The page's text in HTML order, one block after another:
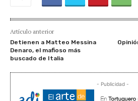
Artículo anterior
Detienen a Matteo Messina
Denaro, el mafioso más
buscado de Italia
- Publicidad -